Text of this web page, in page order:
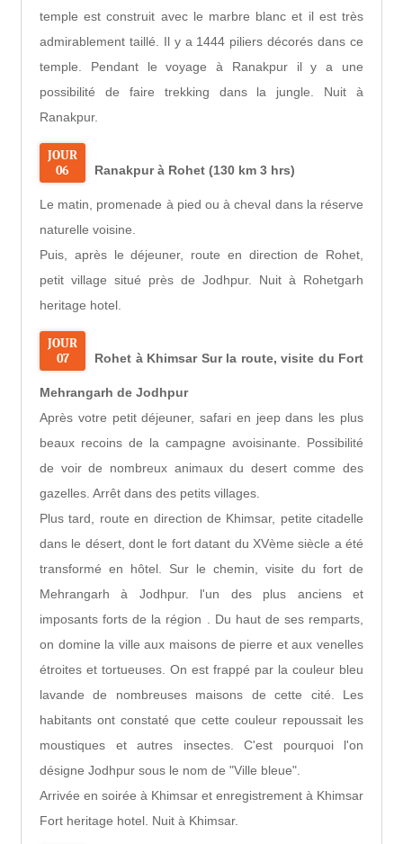
temple est construit avec le marbre blanc et il est très
admirablement taillé. Il y a 1444 piliers décorés dans ce
temple. Pendant le voyage à Ranakpur il y a une
possibilité de faire trekking dans la jungle. Nuit à
Ranakpur.
JOUR
06
Ranakpur à Rohet (130 km 3 hrs)
Le matin, promenade à pied ou à cheval dans la réserve
naturelle voisine.
Puis, après le déjeuner, route en direction de Rohet,
petit village situé près de Jodhpur. Nuit à Rohetgarh
heritage hotel.
JOUR
07
Rohet à Khimsar Sur la route, visite du Fort
Mehrangarh de Jodhpur
Après votre petit déjeuner, safari en jeep dans les plus
beaux recoins de la campagne avoisinante. Possibilité
de voir de nombreux animaux du desert comme des
gazelles. Arrêt dans des petits villages.
Plus tard, route en direction de Khimsar, petite citadelle
dans le désert, dont le fort datant du XVème siècle a été
transformé en hôtel. Sur le chemin, visite du fort de
Mehrangarh à Jodhpur. l'un des plus anciens et
imposants forts de la région . Du haut de ses remparts,
on domine la ville aux maisons de pierre et aux venelles
étroites et tortueuses. On est frappé par la couleur bleu
lavande de nombreuses maisons de cette cité. Les
habitants ont constaté que cette couleur repoussait les
moustiques et autres insectes. C'est pourquoi l'on
désigne Jodhpur sous le nom de "Ville bleue".
Arrivée en soirée à Khimsar et enregistrement à Khimsar
Fort heritage hotel. Nuit à Khimsar.